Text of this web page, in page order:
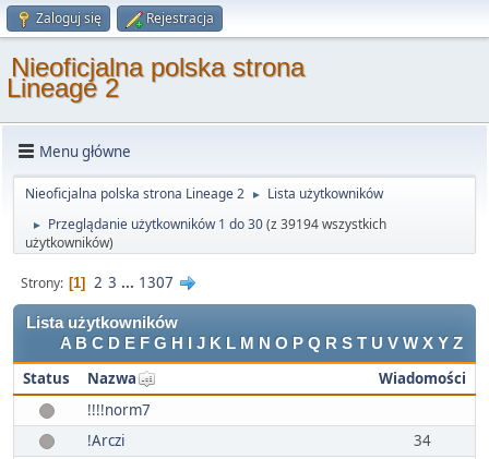
Zaloguj się Rejestracja
Nieoficjalna polska strona
Lineage 2
Menu główne
Nieoficjalna polska strona Lineage 2 ► Lista użytkowników
► Przeglądanie użytkowników 1 do 30(z 39194 wszystkich
użytkowników)
Strony 1 2 3 ... 1307
Lista użytkowników
A B C D E F G H J K L M N O P Q R S T U V W X Y Z
Status Nazwa
Wiadomości
!!!!norm7
!Arczi
34